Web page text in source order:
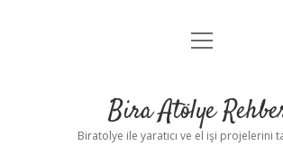
Anasayfa
Yasal Uyarı
menüyü
Bira Atölye
Biratolye ile yaratıcı ve el işi projelerini